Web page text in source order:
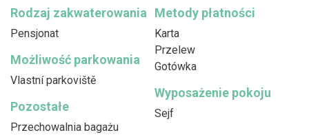
Rodzaj zakwaterowania
Pensjonat
Metody płatności
Karta
Przelew
Gotówka
Możliwość parkowania
Vlastní parkoviště
Wyposażenie pokoju
Sejf
Pozostałe
Przechowalnia bagażu